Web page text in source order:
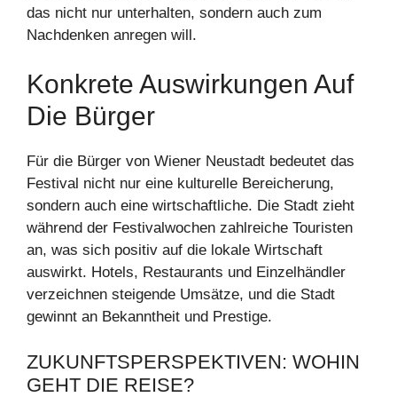
das nicht nur unterhalten, sondern auch zum
Nachdenken anregen will.
Konkrete Auswirkungen Auf
Die Bürger
Für die Bürger von Wiener Neustadt bedeutet das
Festival nicht nur eine kulturelle Bereicherung,
sondern auch eine wirtschaftliche. Die Stadt zieht
während der Festivalwochen zahlreiche Touristen
an, was sich positiv auf die lokale Wirtschaft
auswirkt. Hotels, Restaurants und Einzelhändler
verzeichnen steigende Umsätze, und die Stadt
gewinnt an Bekanntheit und Prestige.
ZUKUNFTSPERSPEKTIVEN: WOHIN
GEHT DIE REISE?